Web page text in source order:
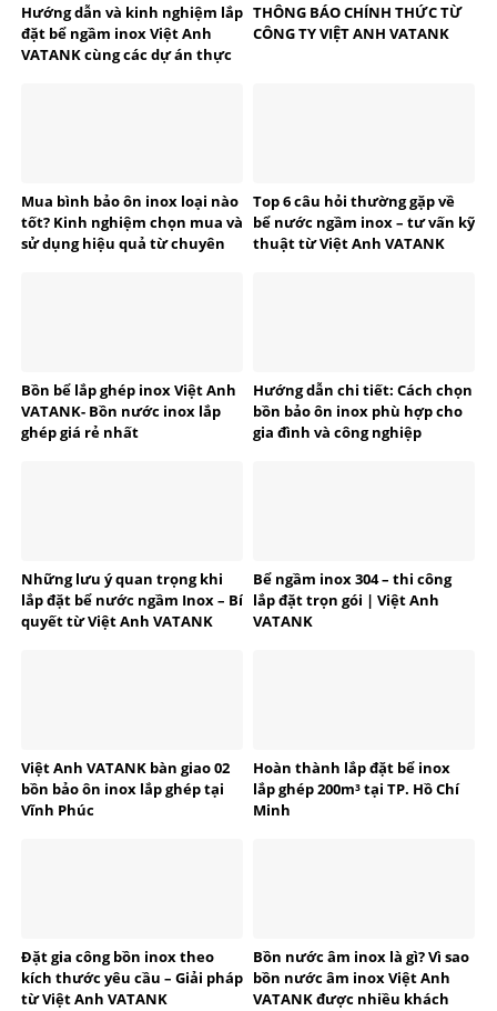
Hướng dẫn và kinh nghiệm lắp
đặt bể ngầm inox Việt Anh
VATANK cùng các dự án thực
THÔNG BÁO CHÍNH THỨC TỪ
CÔNG TY VIỆT ANH VATANK
Mua bình bảo ôn inox loại nào
tốt? Kinh nghiệm chọn mua và
sử dụng hiệu quả từ chuyên
Top 6 câu hỏi thường gặp về
bể nước ngầm inox – tư vấn kỹ
thuật từ Việt Anh VATANK
Bồn bể lắp ghép inox Việt Anh
VATANK- Bồn nước inox lắp
ghép giá rẻ nhất
Hướng dẫn chi tiết: Cách chọn
bồn bảo ôn inox phù hợp cho
gia đình và công nghiệp
Những lưu ý quan trọng khi
lắp đặt bể nước ngầm Inox – Bí
quyết từ Việt Anh VATANK
Bể ngầm inox 304 – thi công
lắp đặt trọn gói | Việt Anh
VATANK
Việt Anh VATANK bàn giao 02
bồn bảo ôn inox lắp ghép tại
Vĩnh Phúc
Hoàn thành lắp đặt bể inox
lắp ghép 200m³ tại TP. Hồ Chí
Minh
Đặt gia công bồn inox theo
kích thước yêu cầu – Giải pháp
từ Việt Anh VATANK
Bồn nước âm inox là gì? Vì sao
bồn nước âm inox Việt Anh
VATANK được nhiều khách